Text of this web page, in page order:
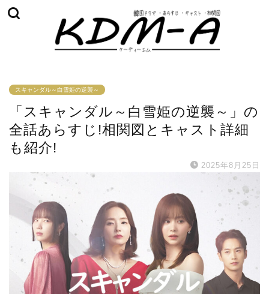
スキャンダル～白雪姫の逆襲～
「スキャンダル～白雪姫の逆襲～」の
全話あらすじ!相関図とキャスト詳細
も紹介!
2025年8月25日